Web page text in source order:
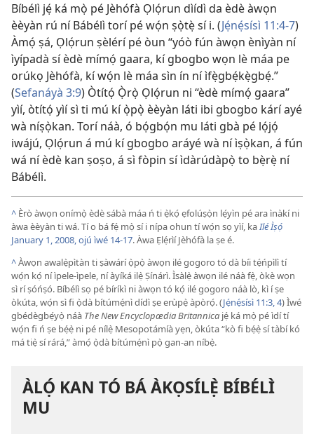
Bíbélì jẹ́ ká mọ̀ pé Jèhófà Ọlọ́run dìídì da èdè àwọn
èèyàn rú ní Bábélì torí pé wọ́n ṣọ̀tẹ̀ sí i. (Jẹ́nẹ́sísì 11:4-7)
Àmọ́ ṣá, Ọlọ́run ṣèlérí pé òun “yóò fún àwọn ènìyàn ní
ìyípadà sí èdè mímọ́ gaara, kí gbogbo wọn lè máa pe
orúkọ Jèhófà, kí wọ́n lè máa sìn ín ní ìfẹ̀gbẹ́kẹ̀gbẹ́.”
(Sefanáyà 3:9) Òtítọ́ Ọ̀rọ̀ Ọlọ́run ni “èdè mímọ́ gaara”
yìí, òtítọ́ yìí sì ti mú kí ọ̀pọ̀ èèyàn láti ibi gbogbo kárí ayé
wà níṣọ̀kan. Torí náà, ó bọ́gbọ́n mu láti gbà pé lọ́jọ́
iwájú, Ọlọ́run á mú kí gbogbo aráyé wà ní ìṣọ̀kan, á fún
wá ní èdè kan ṣoṣo, á sì fòpin sí ìdàrúdàpọ̀ to bẹ̀rẹ̀ ní
Bábélì.
^ Èrò àwọn onímọ̀ èdè sábà máa ń ti ẹ̀kọ́ ẹfolúṣọ̀n lẹ́yìn pé ara ìnàkí ni
àwa èèyàn ti wá. Tí o bá fẹ́ mọ̀ sí i nípa ohun tí wọ́n sọ yìí, kaIlé Ìṣọ́
January 1, 2008, ojú ìwé 14-17. Àwa Ẹlẹ́rìí Jèhófà la ṣe é.
^Àwọn awalẹ̀pìtàn ti ṣàwárí ọ̀pọ̀ àwọn ilé gogoro tó dà bíi tẹ́ńpìlì tí
wọ́n kọ́ ní ìpele-ìpele, ní àyíká ilẹ̀ Ṣínárì. Ìsàlẹ̀ àwọn ilé náà fẹ̀, òkè wọn
sì rí ṣóńṣó. Bíbélì sọ pé bíríkì ni àwọn tó kọ́ ilé gogoro náà lò, kì í ṣe
òkúta, wọ́n sì fi ọ̀dà bítúmẹ́nì dídì ṣe erùpẹ̀ àpòrọ́. (Jẹ́nẹ́sísì 11:3, 4) Ìwé
gbédègbẹ́yọ̀ náà The New Encyclopædia Britannica jẹ́ ká mọ̀ pé ìdí tí
wọ́n fi ń ṣe bẹ́ẹ̀ ni pé nílẹ̀ Mesopotámíà yẹn, òkúta “kò fi bẹ́ẹ̀ sí tàbí kó
má tiẹ̀ sí rárá,” àmọ́ ọ̀dà bítúmẹ́nì pọ̀ gan-an níbẹ̀.
ÀLỌ́ KAN TÓ BÁ ÀKỌSÍLẸ̀ BÍBÉLÌ
MU